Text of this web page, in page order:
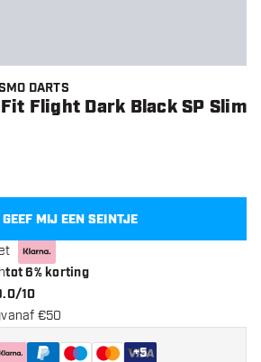
DARTS
Flight Dark Black SP Slim
GEEF MIJ EEN SEINTJE
tot 6% korting
10
vanaf €50
+5